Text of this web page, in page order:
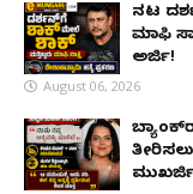
ನಟ
ಮಾಫಿ
ಅರ್ಜಿ!
August 06, 2026